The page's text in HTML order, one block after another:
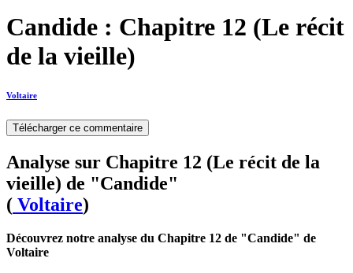
Candide : Chapitre 12 (Le récit
de la vieille)
Voltaire
Télécharger ce commentaire
Analyse sur Chapitre 12 (Le récit de la
vieille) de "Candide"
( Voltaire)
Découvrez notre analyse du Chapitre 12 de "Candide" de
Voltaire